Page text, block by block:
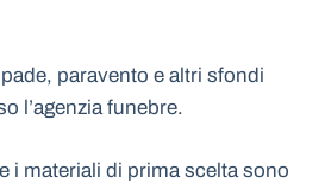
paravento e altri sfondi
l’agenzia funebre.
i materiali di prima scelta sono